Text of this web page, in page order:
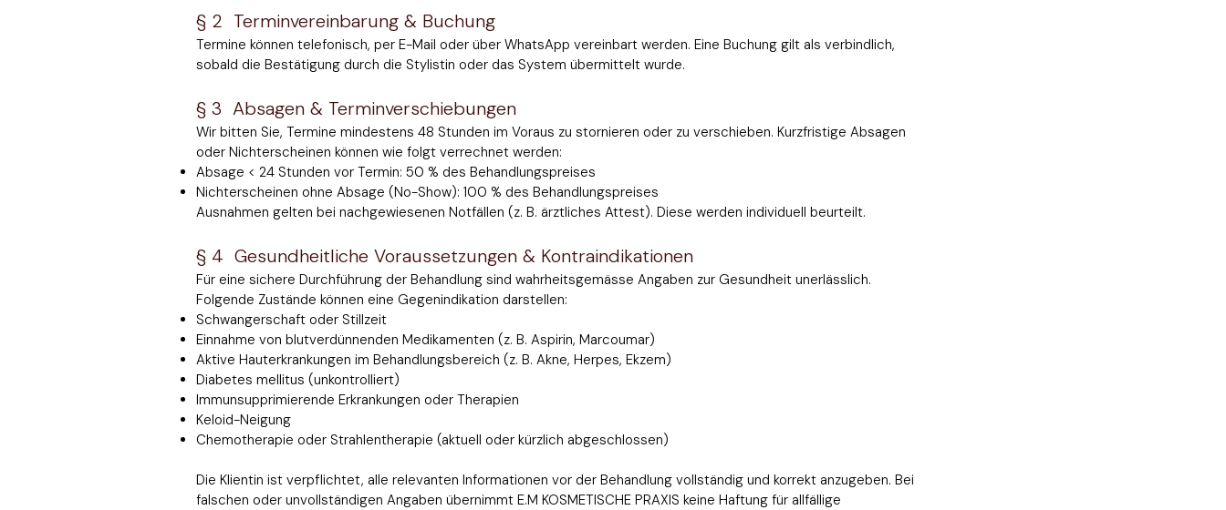
§ 2 Terminvereinbarung & Buchung
Termine können telefonisch, per E-Mail oder über WhatsApp vereinbart werden. Eine Buchung gilt als verbindlich,
sobald die Bestätigung durch die Stylistin oder das System übermittelt wurde.
§ 3 Absagen & Terminverschiebungen
Wir bitten Sie, Termine mindestens 48 Stunden im Voraus zu stornieren oder zu verschieben. Kurzfristige Absagen
oder Nichterscheinen können wie folgt verrechnet werden:
Absage < 24 Stunden vor Termin: 50 % des Behandlungspreises
Nichterscheinen ohne Absage (No-Show): 100 % des Behandlungspreises
Ausnahmen gelten bei nachgewiesenen Notfällen (z. B. ärztliches Attest). Diese werden individuell beurteilt.
§ 4 Gesundheitliche Voraussetzungen & Kontraindikationen
Für eine sichere Durchführung der Behandlung sind wahrheitsgemässe Angaben zur Gesundheit unerlässlich.
Folgende Zustände können eine Gegenindikation darstellen:
Schwangerschaft oder Stillzeit
Einnahme von blutverdünnenden Medikamenten (z. B. Aspirin, Marcoumar)
Aktive Hauterkrankungen im Behandlungsbereich (z. B. Akne, Herpes, Ekzem)
Diabetes mellitus (unkontrolliert)
Immunsupprimierende Erkrankungen oder Therapien
Keloid-Neigung
Chemotherapie oder Strahlentherapie (aktuell oder kürzlich abgeschlossen)
Die Klientin ist verpflichtet, alle relevanten Informationen vor der Behandlung vollständig und korrekt anzugeben. Bei
falschen oder unvollständigen Angaben übernimmt E.M KOSMETISCHE PRAXIS keine Haftung für allfällige